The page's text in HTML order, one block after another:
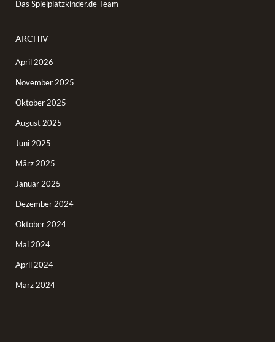
Das Spielplatzkinder.de Team
ARCHIV
April 2026
November 2025
Oktober 2025
August 2025
Juni 2025
März 2025
Januar 2025
Dezember 2024
Oktober 2024
Mai 2024
April 2024
März 2024